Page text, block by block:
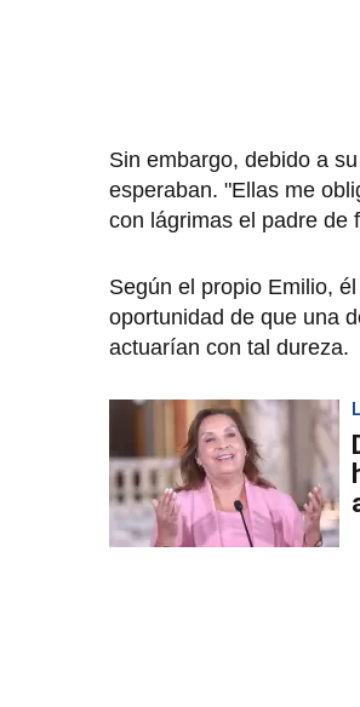
Sin embargo, debido a
esperaban. "Ellas me
con lágrimas el padre de
Según el propio Emilio, él
oportunidad de que una
actuarían con tal dureza.